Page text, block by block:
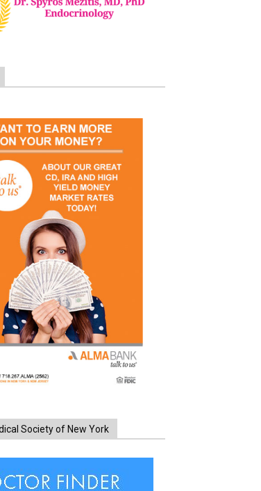
Society of New York